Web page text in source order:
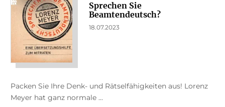
Sprechen Sie
Beamtendeutsch?
18.07.2023
Packen Sie Ihre Denk- und Rätselfähigkeiten aus! Lorenz
Meyer hat ganz normale ...